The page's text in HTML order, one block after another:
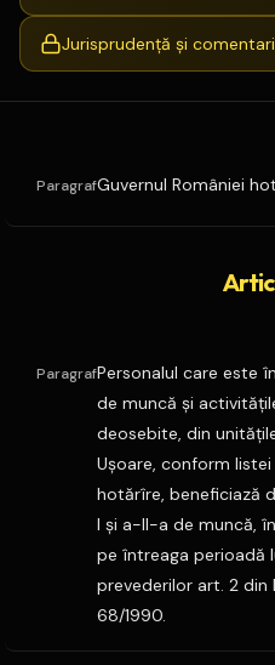
Jurisprudență și
ParagrafGuvernul României
ParagrafPersonalul care este
de muncă şi
deosebite, din
Uşoare, conform
hotărîre, beneficiază
I şi a-II-a de muncă,
pe întreaga perioadă
prevederilor art. 2 din
68/1990.